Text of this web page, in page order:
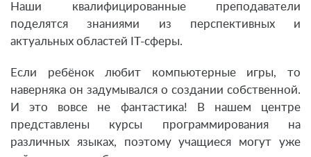
Наши квалифицированные преподаватели
поделятся знаниями из перспективных и
актуальных областей IT-сферы.
Если ребёнок любит компьютерные игры, то
наверняка он задумывался о создании собственной.
И это вовсе не фантастика! В нашем центре
представлены курсы программирования на
различных языках, поэтому учащиеся могут уже